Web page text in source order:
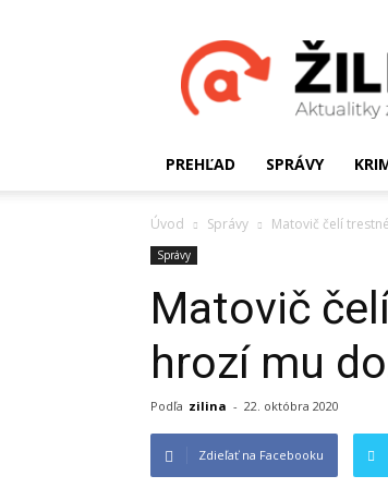
Žilinské
Aktualitky
PREHĽAD SPRÁVY
Úvod Správy Matovič čelí
Správy
Matovič
hrozí mu
Podľa zilina - 22. októbra 2020
Zdieľať na Facebooku